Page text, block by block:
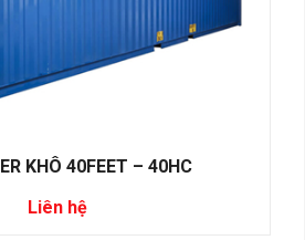
KHÔ 40FEET – 40HC
Liên hệ